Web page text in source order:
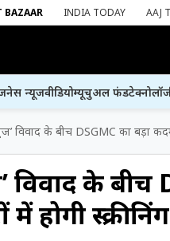
BAZAAR INDIA TODAY AAJ
न्यूजवीडियोम्यूचुअल फंड
विवाद के बीच DSGMC का बड़ा
विवाद के बीच
में होगी